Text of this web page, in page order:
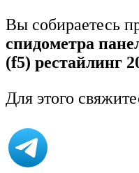
Вы собираетесь
спидометра
(f5) рестайлинг
Для этого